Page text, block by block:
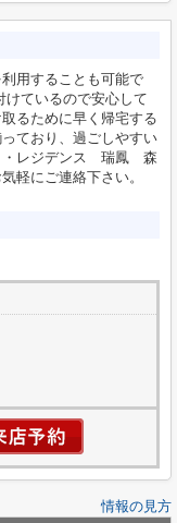
用することも可能で
ているので安心して
るために早く帰宅する
ており、過ごしやすい
・レジデンス 瑞鳳 森
軽にご連絡下さい。
情報の見方